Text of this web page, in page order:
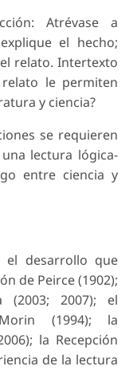
Atrévase a
el hecho;
relato. Intertexto
le permiten
y ciencia?
se requieren
lectura lógica-
entre ciencia y
el desarrollo que
de Peirce (1902);
(2003; 2007); el
(1994); la
la Recepción
de la lectura